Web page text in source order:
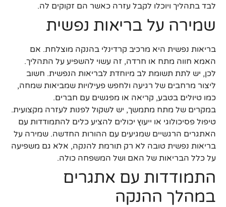
לבד בתהליך ויוכלו לקבל עזרה כאשר הם זקוקים לה.
שמירה על בריאות נפשית
בריאות נפשית היא מרכיב קרדינלי בהנקה מוצלחת. אם
האמא חווה מתח או חרדה, זה עשוי להשפיע על התהליך.
לכן, יש לתת תשומת לב מיוחדת לבריאות הנפשית. חשוב
ליצור מרחבים של רגיעה ולחפש פעילויות שמביאות שמחה,
כמו טיולים בטבע, קריאה או מפגשים עם חברים.
במקרים של מתח מתמשך, יש לשקול לפנות לעזרה מקצועית.
טיפול פסיכולוגי או ייעוץ יכולים להציע כלים להתמודדות עם
האתגרים הרגשיים שמגיעים עם ההורות החדשה. שמירה על
בריאות נפשית טובה לא רק תורמת להנקה, אלא גם משפיעה
על כלל הבריאות של האם ושל המשפחה כולה.
התמודדות עם אתגרים
במהלך ההנקה